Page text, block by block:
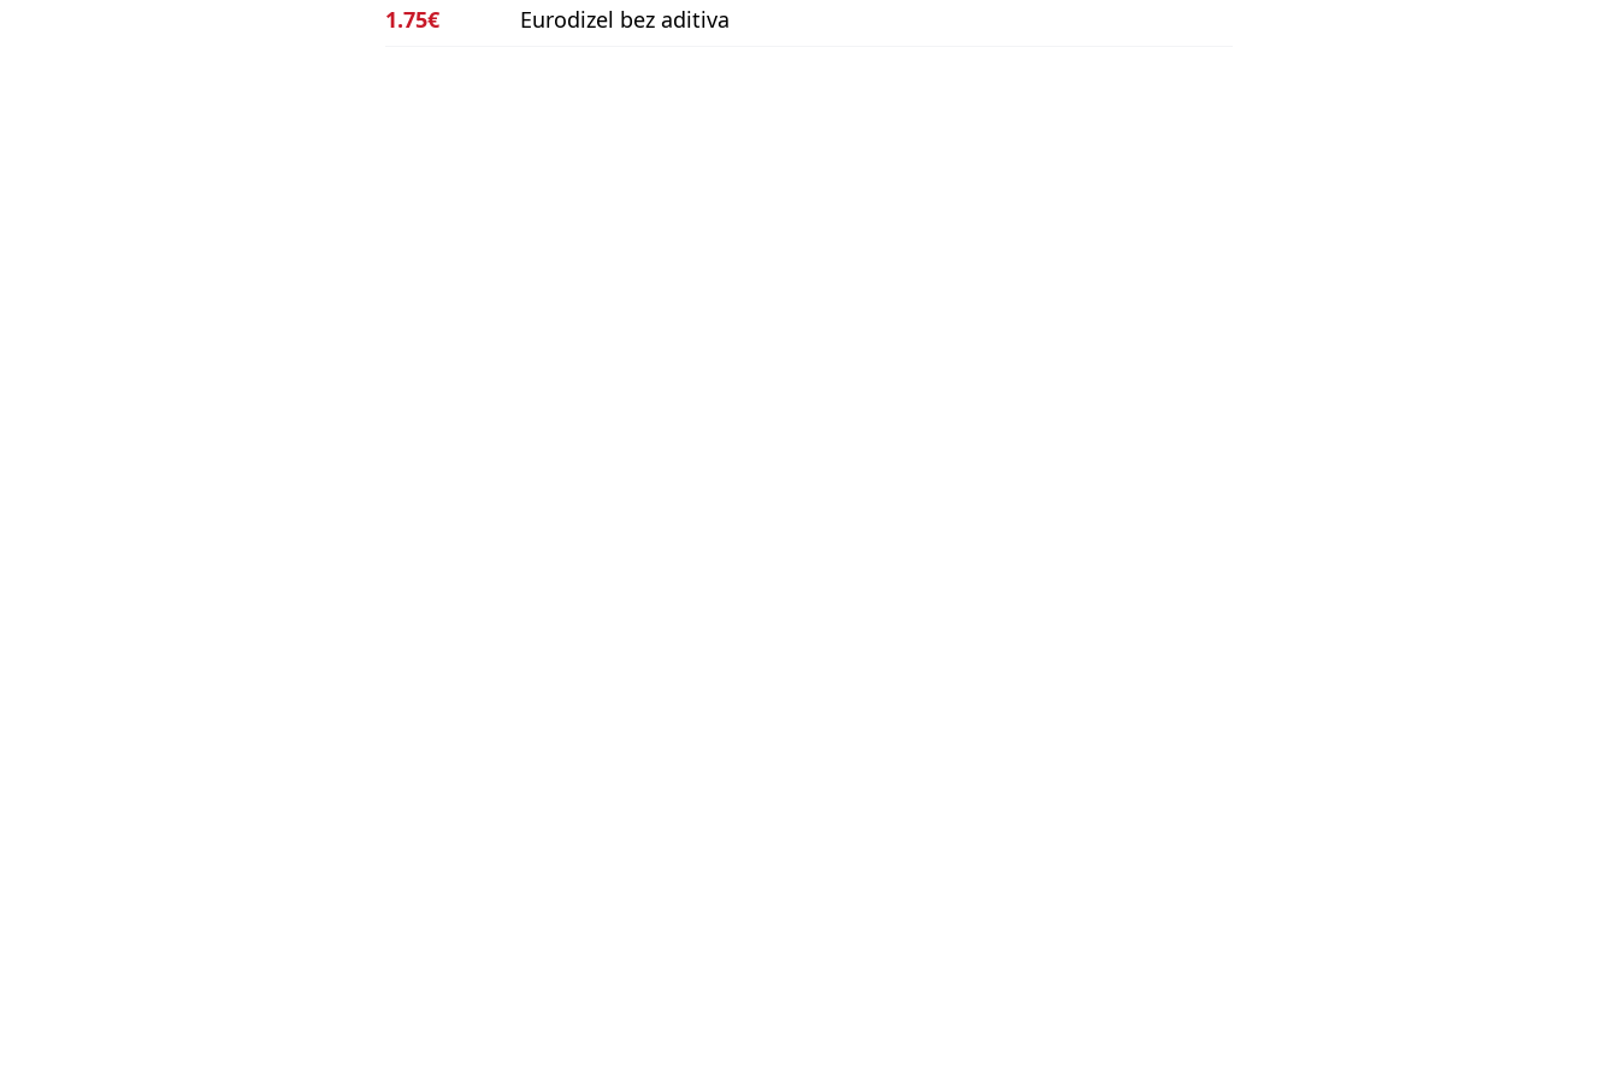
1.75€
Eurodizel bez aditiva